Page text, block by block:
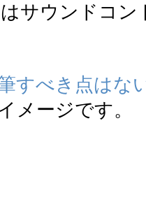
サウンドコン
筆すべき点は
メージです。